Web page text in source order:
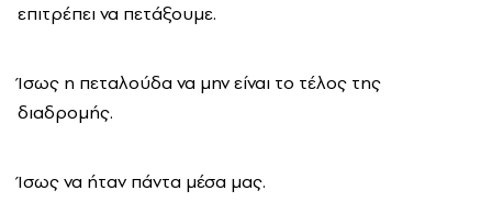
επιτρέπει να πετάξουμε.
Ίσως η πεταλούδα να μην είναι το τέλος της
διαδρομής.
Ίσως να ήταν πάντα μέσα μας.